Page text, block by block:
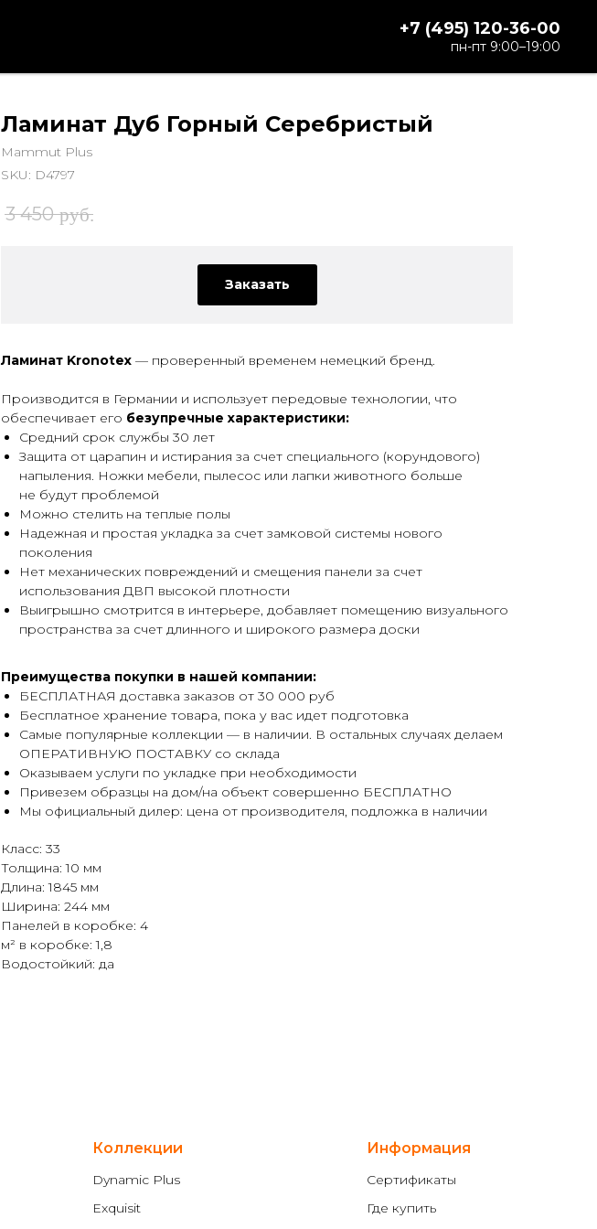
+7 (495) 120-36-00
пн-пт 9:00–19:00
Ламинат Дуб Горный Серебристый
Mammut Plus
SKU: D4797
3 450 руб.
Заказать
Ламинат Kronotex — проверенный временем немецкий бренд.
Производится в Германии и использует передовые технологии, что
обеспечивает его безупречные характеристики:
Средний срок службы 30 лет
Защита от царапин и истирания за счет специального (корундового)
напыления. Ножки мебели, пылесос или лапки животного больше
не будут проблемой
Можно стелить на теплые полы
Надежная и простая укладка за счет замковой системы нового
поколения
Нет механических повреждений и смещения панели за счет
использования ДВП высокой плотности
Выигрышно смотрится в интерьере, добавляет помещению визуального
пространства за счет длинного и широкого размера доски
Преимущества покупки в нашей компании:
БЕСПЛАТНАЯ доставка заказов от 30 000 руб
Бесплатное хранение товара, пока у вас идет подготовка
Самые популярные коллекции — в наличии. В остальных случаях делаем
ОПЕРАТИВНУЮ ПОСТАВКУ со склада
Оказываем услуги по укладке при необходимости
Привезем образцы на дом/на объект совершенно БЕСПЛАТНО
Мы официальный дилер: цена от производителя, подложка в наличии
Класс: 33
Толщина: 10 мм
Длина: 1845 мм
Ширина: 244 мм
Панелей в коробке: 4
м² в коробке: 1,8
Водостойкий: да
Коллекции
Dynamic Plus
Exquisit
Информация
Сертификаты
Где купить